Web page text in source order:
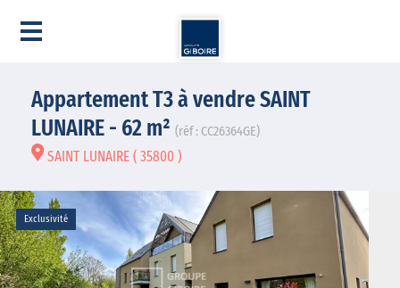
Appartement T3 à vendre SAINT
LUNAIRE - 62 m² (réf : CC26364GE)
SAINT LUNAIRE ( 35800 )
Exclusivité